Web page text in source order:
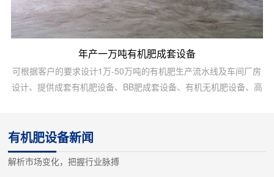
年产一万吨有机肥成套设备
可根据客户的要求设计1万-50万吨的有机肥生产流水线及车间厂房
设计、提供成套有机肥设备、BB肥成套设备、有机无机肥设备、高
设备及鸡粪等高湿物料烘干发酵设备.备注设备名称规格型号装机容
量（KW）数量1翻抛机3型16.512粉碎机A型2213搅拌机1500111
台4造粒机P4型2...
有机肥设备新闻
解析市场变化，把握行业脉搏